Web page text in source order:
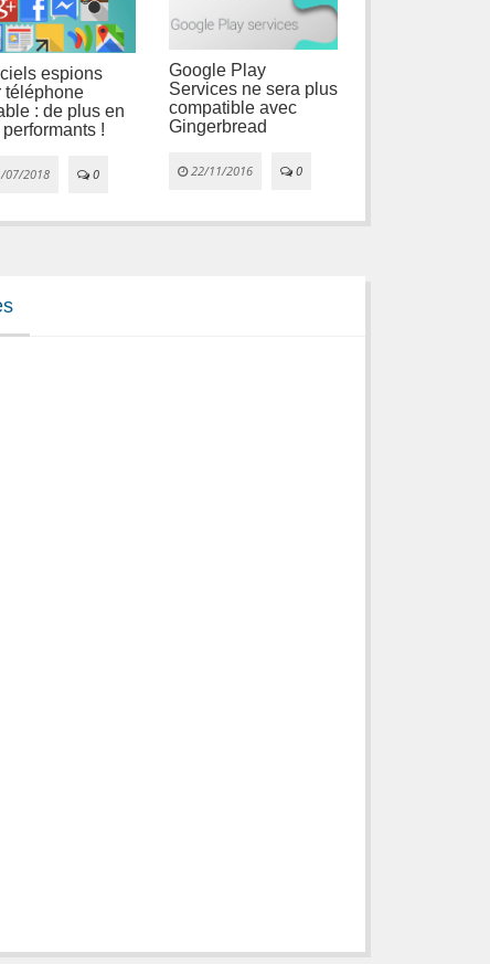
espions
téléphone
: de plus en
!
2018 0
Google Play
Services ne sera plus
compatible avec
Gingerbread
22/11/2016 0